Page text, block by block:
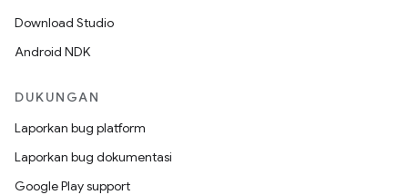
Download Studio
Android NDK
DUKUNGAN
Laporkan bug platform
Laporkan bug dokumentasi
Google Play support